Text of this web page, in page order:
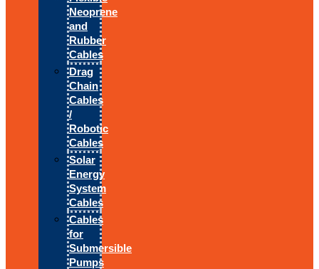
Neoprene
and
Rubber
Cables
Drag
Chain
Cables
/
Robotic
Cables
Solar
Energy
System
Cables
Cables
for
Submersible
Pumps